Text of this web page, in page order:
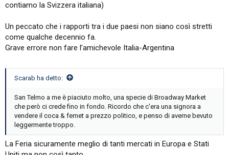
contiamo la Svizzera italiana)
Un peccato che i rapporti tra i due paesi non siano così stretti
come qualche decennio fa.
Grave errore non fare l’amichevole Italia-Argentina
Scarab ha detto:
San Telmo a me è piaciuto molto, una specie di Broadway Market
che però ci crede fino in fondo. Ricordo che c'era una signora a
vendere il coca & fernet a prezzo politico, e penso di averne bevuto
leggermente troppo.
La Feria sicuramente meglio di tanti mercati in Europa e Stati